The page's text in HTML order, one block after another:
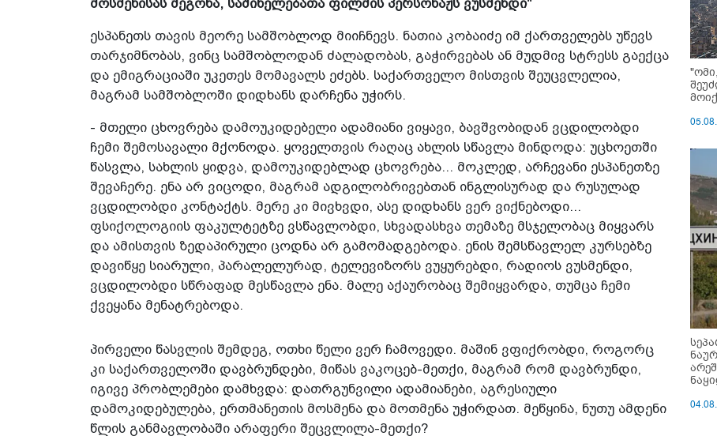
მოსმენისას მეგონა, საშინელებათა ფილმის პერსონაჟს ვუსმენდი"
ესპანეთს თავის მეორე სამშობლოდ მიიჩნევს. ნათია კობაიძე იმ ქართველებს უწევს
თარჯიმნობას, ვინც სამშობლოდან ძალადობას, გაჭირვებას ან მუდმივ სტრესს გაექცა
და ემიგრაციაში უკეთეს მომავალს ეძებს. საქართველო მისთვის შეუცვლელია,
მაგრამ სამშობლოში დიდხანს დარჩენა უჭირს.
- მთელი ცხოვრება დამოუკიდებელი ადამიანი ვიყავი, ბავშვობიდან ვცდილობდი
ჩემი შემოსავალი მქონოდა. ყოველთვის რაღაც ახლის სწავლა მინდოდა: უცხოეთში
წასვლა, სახლის ყიდვა, დამოუკიდებლად ცხოვრება... მოკლედ, არჩევანი ესპანეთზე
შევაჩერე. ენა არ ვიცოდი, მაგრამ ადგილობრივებთან ინგლისურად და რუსულად
ვცდილობდი კონტაქტს. მერე კი მივხვდი, ასე დიდხანს ვერ ვიქნებოდი...
ფსიქოლოგიის ფაკულტეტზე ვსწავლობდი, სხვადასხვა თემაზე მსჯელობაც მიყვარს
და ამისთვის ზედაპირული ცოდნა არ გამომადგებოდა. ენის შემსწავლელ კურსებზე
დავიწყე სიარული, პარალელურად, ტელევიზორს ვუყურებდი, რადიოს ვუსმენდი,
ვცდილობდი სწრაფად მესწავლა ენა. მალე აქაურობაც შემიყვარდა, თუმცა ჩემი
ქვეყანა მენატრებოდა.
პირველი წასვლის შემდეგ, ოთხი წელი ვერ ჩამოვედი. მაშინ ვფიქრობდი, როგორც
კი საქართველოში დავბრუნდები, მიწას ვაკოცებ-მეთქი, მაგრამ რომ დავბრუნდი,
იგივე პრობლემები დამხვდა: დათრგუნვილი ადამიანები, აგრესიული
დამოკიდებულება, ერთმანეთის მოსმენა და მოთმენა უჭირდათ. მეწყინა, ნუთუ ამდენი
წლის განმავლობაში არაფერი შეცვლილა-მეთქი?